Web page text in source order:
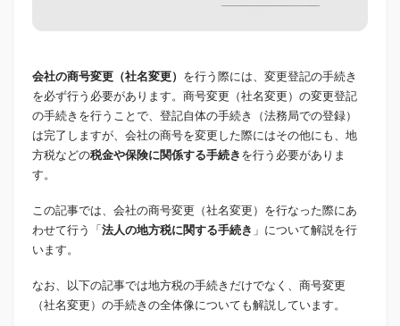
会社の商号変更（社名変更） を行う際には、変更登記の手続き
を必ず行う必要があります。商号変更（社名変更）の変更登記
の手続きを行うことで、登記自体の手続き（法務局での登録）
は完了しますが、会社の商号を変更した際にはその他にも、地
方税などの税金や保険に関係する手続き を行う必要がありま
す。
この記事では、会社の商号変更（社名変更）を行なった際にあ
わせて行う「 法人の地方税に関する手続き 」について解説を行
います。
なお、以下の記事では地方税の手続きだけでなく、商号変更
（社名変更）の手続きの全体像についても解説しています。